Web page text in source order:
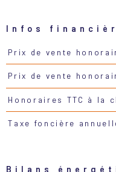
Infos
Caractéristiques Valeurs
Prix de vente
Prix de vente
Honoraires TTC à la
Taxe foncière
Bilans